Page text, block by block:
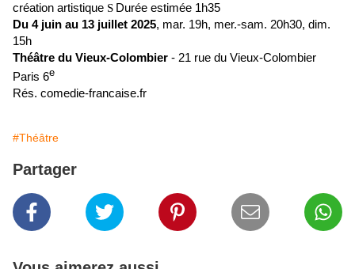
création artistique S Durée estimée 1h35
Du 4 juin au 13 juillet 2025, mar. 19h, mer.-sam. 20h30, dim.
15h
Théâtre du Vieux-Colombier - 21 rue du Vieux-Colombier
Paris 6e
Rés. comedie-francaise.fr
#Théâtre
Partager